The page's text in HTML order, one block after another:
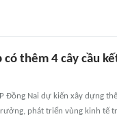
có thêm 4 cây cầu
Đồng Nai dự kiến xây dựng
phát triển vùng kinh tế